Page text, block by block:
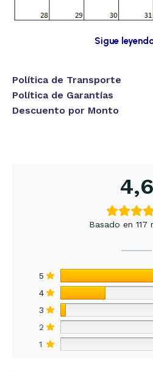
Sigue
Política de Transporte
Política de Garantías
Descuento por Monto
4,6
Basado en 117
5
4
3
2
1